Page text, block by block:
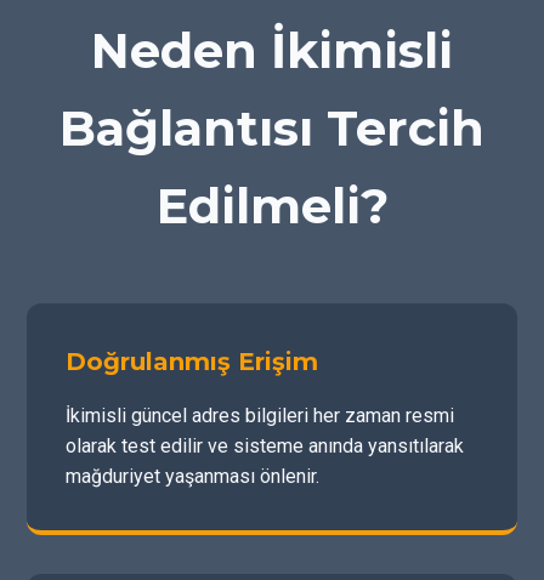
Neden İkimisli
Bağlantısı Tercih
Edilmeli?
Doğrulanmış Erişim
İkimisli güncel adres bilgileri her zaman resmi
olarak test edilir ve sisteme anında yansıtılarak
mağduriyet yaşanması önlenir.